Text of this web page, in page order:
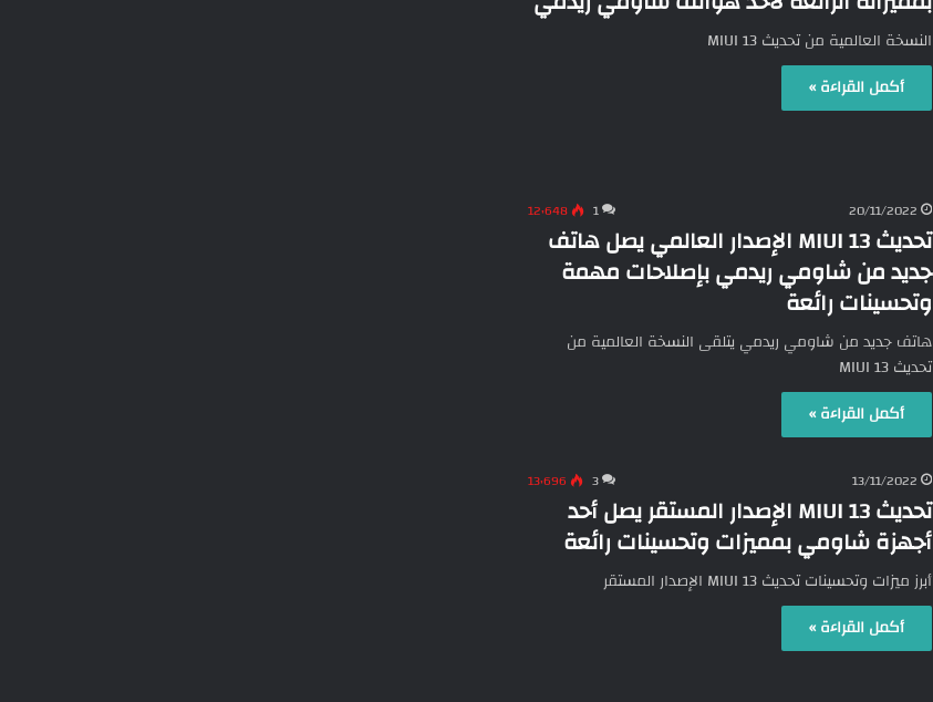
النسخة العالمية من تحديث MIUI 13
أكمل القراءة »
20/11/2022
1 12٬648
تحديث MIUI 13 الإصدار العالمي يصل هاتف
جديد من شاومي ريدمي بإصلاحات مهمة
وتحسينات رائعة
هاتف جديد من شاومي ريدمي يتلقى النسخة العالمية من
تحديث MIUI 13
أكمل القراءة »
13/11/2022
3 13٬696
تحديث MIUI 13 الإصدار المستقر يصل أحد
أجهزة شاومي بمميزات وتحسينات رائعة
أبرز ميزات وتحسينات تحديث MIUI 13 الإصدار المستقر
أكمل القراءة »